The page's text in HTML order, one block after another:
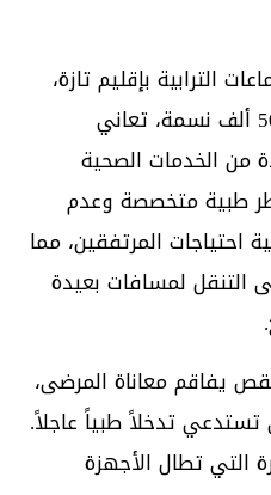
الترابية بإقليم تازة،
التي يتجاوز عدد سكانها 500 ألف نسمة، تعاني
من الخدمات الصحية
طبية متخصصة وعدم
احتياجات المرتفقين، مما
التنقل لمسافات بعيدة
يفاقم معاناة المرضى،
تستدعي تدخلاً طبياً عاجلاً.
التي تطال الأجهزة